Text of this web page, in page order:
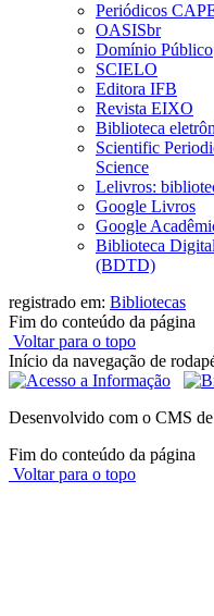
Periódicos
OASISbr
Domínio Público
SCIELO
Editora IFB
Revista EIXO
Biblioteca
Scientific
Science
Lelivros:
Google Livros
Google
Biblioteca
(BDTD)
registrado em: Bibliotecas
Fim do conteúdo da página
Voltar para o topo
Início da navegação de
Desenvolvido com o CMS
Fim do conteúdo da página
Voltar para o topo